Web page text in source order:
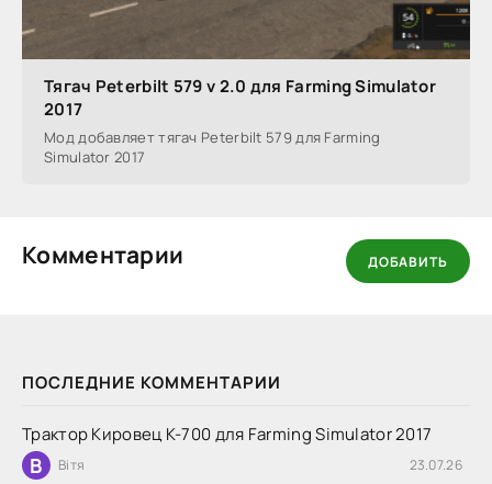
ПОСЛЕДНИЕ КОММЕНТАРИИ
Трактор Кировец К-700 для Farming Simulator 2017
В Вітя 23.07.26
Тягач Peterbilt 579 v 2.0 для Farming Simulator
2017
Мод добавляет тягач Peterbilt 579 для Farming
Simulator 2017
Комментарии ДОБАВИТЬ